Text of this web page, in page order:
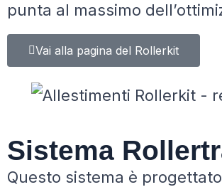
punta al massimo
Vai alla pagina del Rollerkit
Sistema
Questo sistema è progettato